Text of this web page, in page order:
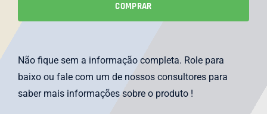
i
i
c
a
COMPRAR
Não fique sem a informação completa. Role para
baixo ou fale com um de nossos consultores para
saber mais informações sobre o produto !